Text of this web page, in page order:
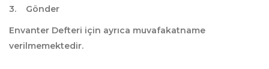
3. Gönder
Envanter Defteri için ayrıca muvafakatname
verilmemektedir.